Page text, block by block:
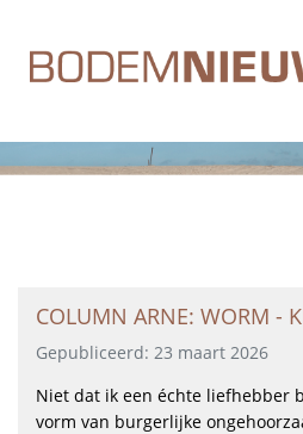
COLUMN ARNE: WORM -
Gepubliceerd: 23 maart 2026
Niet dat ik een échte liefhebber
vorm van burgerlijke